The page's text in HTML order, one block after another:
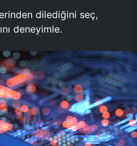
dilediğini seç,
deneyimle.